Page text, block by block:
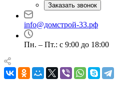
Заказать звонок
info@домстрой-33.рф
Пн. – Пт.: с 9:00 до 18:00